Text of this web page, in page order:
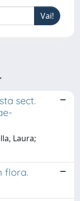
sect.
Laura;
flora.